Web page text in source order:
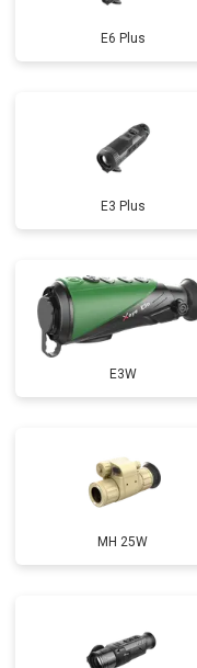
E6 Plus
E3 Plus
E3W
MH 25W